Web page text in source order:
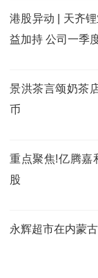
港股异动 | 天齐
益加持 公司一季
景洪茶言颂奶茶
币
重点聚焦!亿腾嘉
股
永辉超市在内蒙